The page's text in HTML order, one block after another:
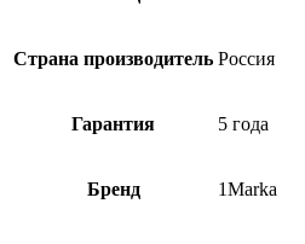
Страна производитель Россия
Гарантия 5 года
Бренд 1Marka